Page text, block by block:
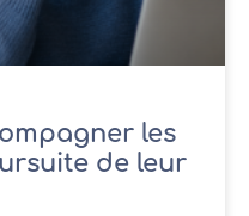
les
de leur